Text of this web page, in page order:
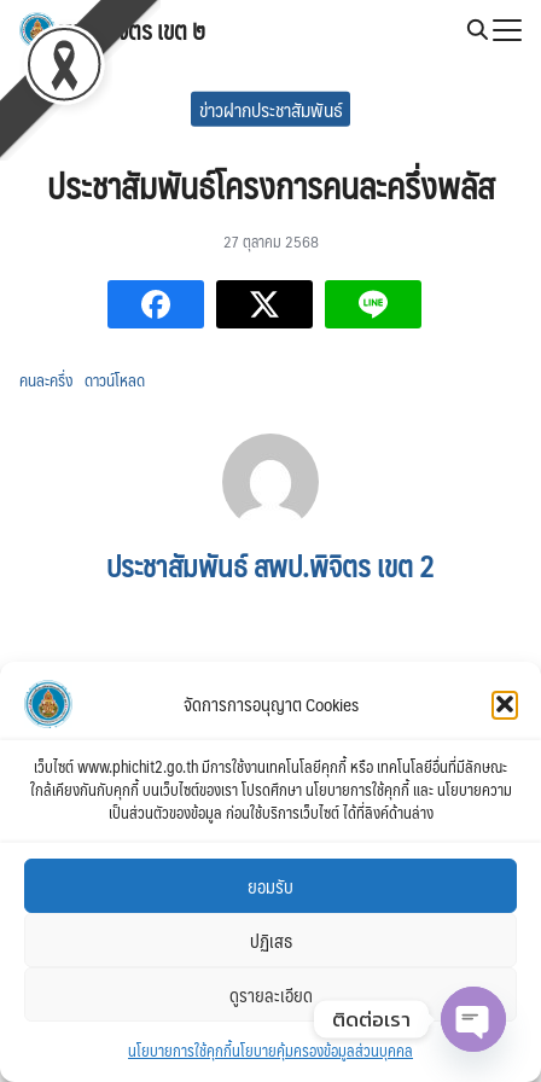
จัดการการอนุญาต Cookies
เว็บไซต์ www.phichit2.go.th มีการใช้งานเทคโนโลยีคุกกี้ หรือ เทคโนโลยีอื่นที่มีลักษณะ
ใกล้เคียงกันกับคุกกี้ บนเว็บไซต์ของเรา โปรดศึกษา นโยบายการใช้คุกกี้ และ นโยบายความ
เป็นส่วนตัวของข้อมูล ก่อนใช้บริการเว็บไซต์ ได้ที่ลิงค์ด้านล่าง
ยอมรับ
ปฏิเสธ
ดูรายละเอียด
นโยบายการใช้คุกกี้นโยบายคุ้มครองข้อมูลส่วนบุคคล
Skip
content
สพป.พิจิตร เขต ๒
Search
for: ข่าวฝากประชาสัมพันธ์
ประชาสัมพันธ์โครงการคนละครึ่งพลัส
27 ตุลาคม 2568
คนละครึ่ง ดาวน์โหลด
ประชาสัมพันธ์ สพป.พิจิตร เขต 2
ติดต่อเรา
Open